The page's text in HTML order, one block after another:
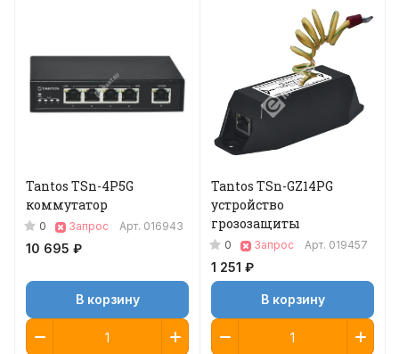
Tantos TSn-4P5G
коммутатор
0 Запрос Арт. 016943
10 695 ₽
В корзину
Tantos TSn-GZ14PG
устройство
грозозащиты
0 Запрос Арт. 019457
1 251 ₽
В корзину